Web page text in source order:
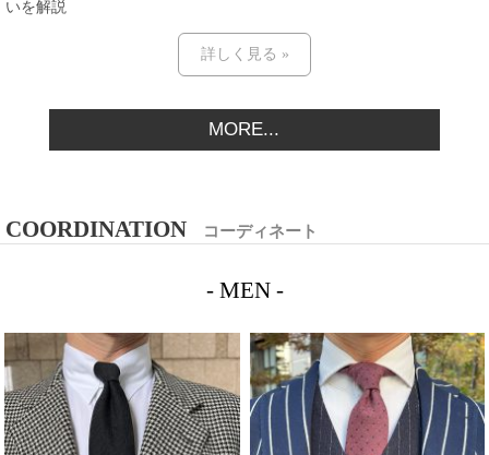
いを解説
詳しく見る »
MORE...
COORDINATION コーディネート
- MEN -